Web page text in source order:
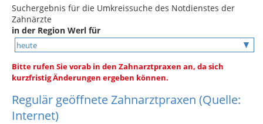
Suchergebnis für die Umkreissuche des Notdienstes der
Zahnärzte
in der Region Werl für
Bitte rufen Sie vorab in den Zahnarztpraxen an, da sich
kurzfristig Änderungen ergeben können.
Regulär geöffnete Zahnarztpraxen (Quelle:
Internet)